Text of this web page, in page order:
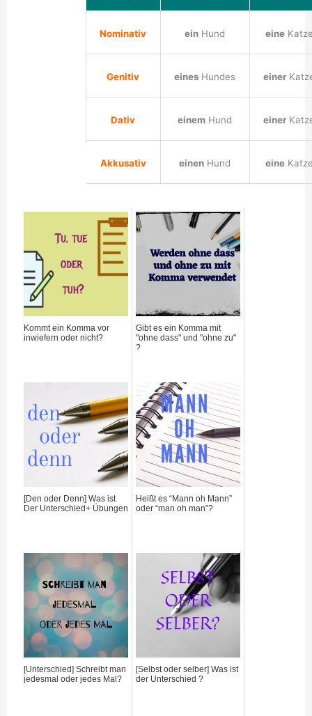
Nominativ ein Hund eine
Genitiv eines Hundes einer
Dativ einem Hund einer
Akkusativ einen Hund eine
Kommt ein Komma vor
inwiefern oder nicht?
Gibt es ein Komma mit
"ohne dass" und "ohne zu"
?
[Den oder Denn] Was ist
Der Unterschied+ Übungen
Heißt es “Mann oh Mann”
oder “man oh man”?
[Unterschied] Schreibt man
jedesmal oder jedes Mal?
[Selbst oder selber] Was ist
der Unterschied ?